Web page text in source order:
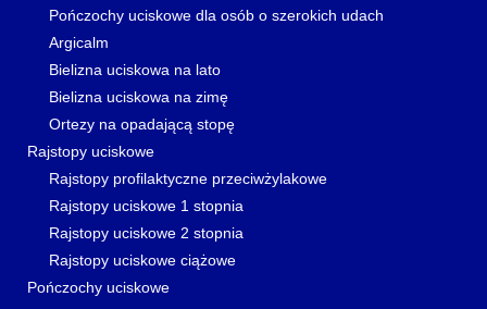
Pończochy uciskowe dla osób o szerokich udach
Argicalm
Bielizna uciskowa na lato
Bielizna uciskowa na zimę
Ortezy na opadającą stopę
Rajstopy uciskowe
Rajstopy profilaktyczne przeciwżylakowe
Rajstopy uciskowe 1 stopnia
Rajstopy uciskowe 2 stopnia
Rajstopy uciskowe ciążowe
Pończochy uciskowe